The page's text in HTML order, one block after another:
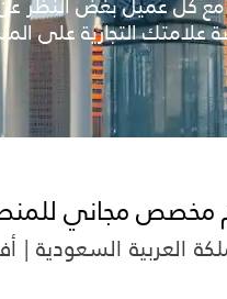
علامتك التجارية على
مجاني
العربية السعودية |